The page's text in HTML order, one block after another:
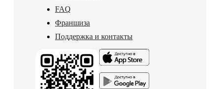
FAQ
Франшиза
Поддержка и контакты